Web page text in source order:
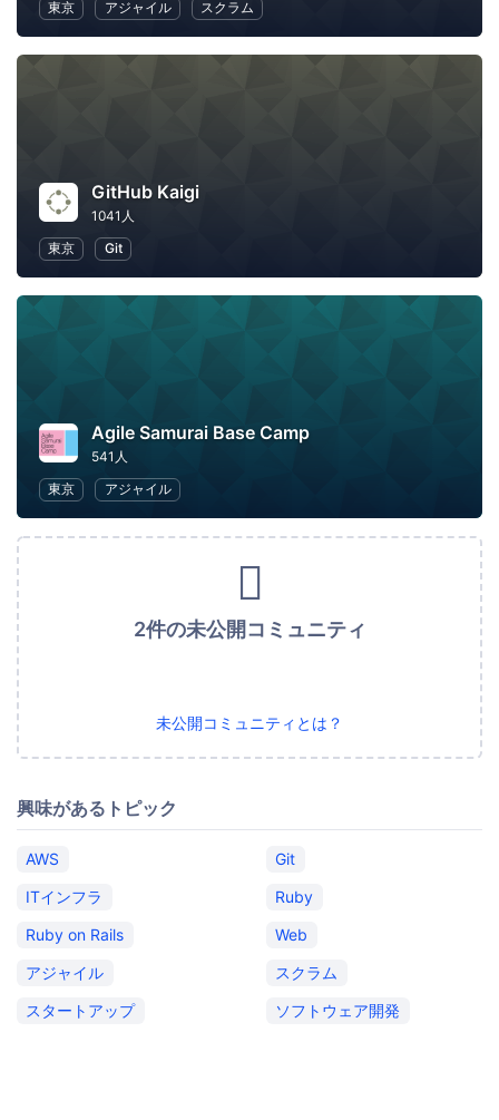
東京 アジャイル スクラム
GitHub Kaigi
1041人
東京
Git
Agile Samurai Base Camp
541人
東京
アジャイル
2件の未公開コミュニティ
未公開コミュニティとは？
興味があるトピック
AWS
Git
ITインフラ
Ruby
Ruby on Rails
Web
アジャイル
スクラム
スタートアップ
ソフトウェア開発